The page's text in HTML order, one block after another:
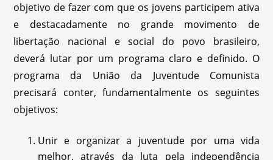
objetivo de fazer com que os jovens participem ativa
e destacadamente no grande movimento de
libertação nacional e social do povo brasileiro,
deverá lutar por um programa claro e definido. O
programa da União da Juventude Comunista
precisará conter, fundamentalmente os seguintes
objetivos:
Unir e organizar a juventude por uma vida
melhor, através da luta pela independência